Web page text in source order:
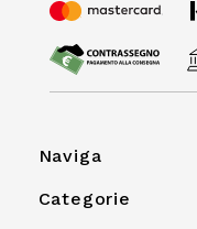
Naviga
Categorie